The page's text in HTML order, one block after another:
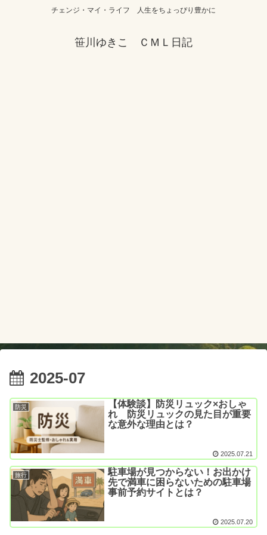
チェンジ・マイ・ライフ 人生をちょっぴり豊かに
笹川ゆきこ ＣＭＬ日記
2025-07
防災
【体験談】防災リュック×おしゃ
れ 防災リュックの見た目が重要
な意外な理由とは？
2025.07.21
旅行
駐車場が見つからない！お出かけ
先で満車に困らないための駐車場
事前予約サイトとは？
2025.07.20